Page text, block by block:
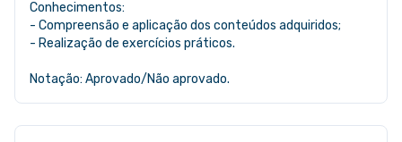
Conhecimentos:
- Compreensão e aplicação dos conteúdos adquiridos;
- Realização de exercícios práticos.
Notação: Aprovado/Não aprovado.